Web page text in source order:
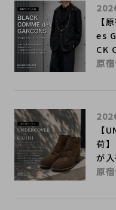
【
es
CK
原
【
荷
が
原